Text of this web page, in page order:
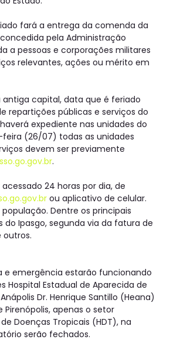
fará a entrega da comenda da
pela Administração
a pessoas e corporações militares
relevantes, ações ou mérito em
capital, data que é feriado
repartições públicas e serviços do
expediente nas unidades do
(26/07) todas as unidades
devem ser previamente
.
24 horas por dia, de
ou aplicativo de celular.
Dentre os principais
Ipasgo, segunda via da fatura de
outros.
e emergência estarão funcionando
Hospital Estadual de Aparecida de
Dr. Henrique Santillo (Heana)
Pirenópolis, apenas o setor
Doenças Tropicais (HDT), na
serão fechados.